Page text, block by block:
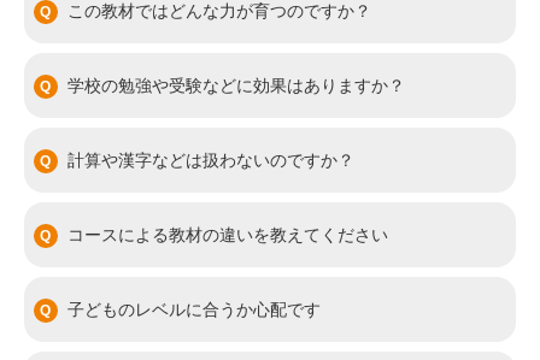
この教材ではどんな力が育つのですか？
学校の勉強や受験などに効果はありますか？
計算や漢字などは扱わないのですか？
コースによる教材の違いを教えてください
子どものレベルに合うか心配です